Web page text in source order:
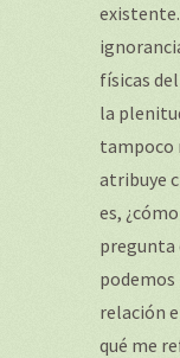
físicas
la
tampoco
atribuye
es,
pregunta
relación
qué me